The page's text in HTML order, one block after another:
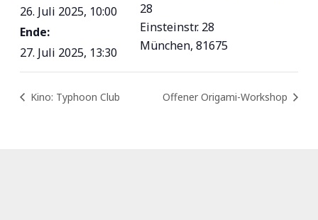
26. Juli 2025, 10:00
Ende:
27. Juli 2025, 13:30
28
Einsteinstr. 28
München, 81675
Kino: Typhoon Club Offener Origami-Workshop